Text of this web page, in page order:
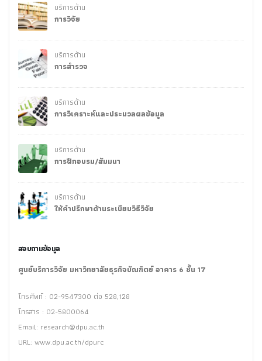
บริการด้าน
การวิจัย
บริการด้าน
การสำรวจ
บริการด้าน
การวิเคราะห์และประมวลผลข้อมูล
บริการด้าน
การฝึกอบรม/สัมมนา
บริการด้าน
ให้คำปรึกษาด้านระเบียบวิธีวิจัย
สอบถามข้อมูล
ศูนย์บริการวิจัย มหาวิทยาลัยธุรกิจบัณฑิตย์ อาคาร 6 ชั้น 17
โทรศัพท์ : 02-9547300 ต่อ 528,128
โทรสาร : 02-5800064
Email: research@dpu.ac.th
URL: www.dpu.ac.th/dpurc